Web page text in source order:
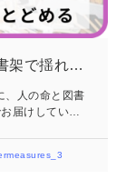
架で揺れを
、人の命と図書
届けしていま
地震に備えま